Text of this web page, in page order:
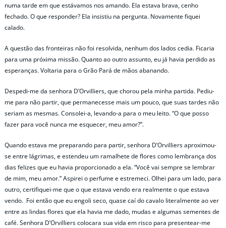
numa tarde em que estávamos nos amando. Ela estava brava, cenho
fechado. O que responder? Ela insistiu na pergunta. Novamente fiquei
calado.
A questão das fronteiras não foi resolvida, nenhum dos lados cedia. Ficaria
para uma próxima missão. Quanto ao outro assunto, eu já havia perdido as
esperanças. Voltaria para o Grão Pará de mãos abanando.
Despedi-me da senhora D’Orvilliers, que chorou pela minha partida. Pediu-
me para não partir, que permanecesse mais um pouco, que suas tardes não
seriam as mesmas. Consolei-a, levando-a para o meu leito. “O que posso
fazer para você nunca me esquecer, meu amor?”.
Quando estava me preparando para partir, senhora D’Orvilliers aproximou-
se entre lágrimas, e estendeu um ramalhete de flores como lembrança dos
dias felizes que eu havia proporcionado a ela. “Você vai sempre se lembrar
de mim, meu amor.” Aspirei o perfume e estremeci. Olhei para um lado, para
outro, certifiquei-me que o que estava vendo era realmente o que estava
vendo. Foi então que eu engoli seco, quase caí do cavalo literalmente ao ver
entre as lindas flores que ela havia me dado, mudas e algumas sementes de
café. Senhora D’Orvilliers colocara sua vida em risco para presentear-me